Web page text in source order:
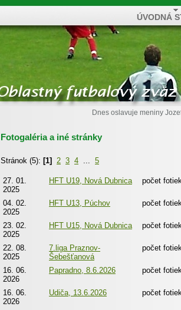
ÚVODNÁ
Dnes oslavuje meniny
Fotogaléria a iné stránky
Stránok (5): [1] 2 3 4 ... 5
27. 01.
2025
HFT U19, Nová Dubnica počet
04. 02.
2025
HFT U13, Púchov počet
23. 02.
2025
HFT U15, Nová Dubnica počet
22. 08.
2025
7.liga Praznov-
Šebešťanová
počet
16. 06.
2026
Papradno, 8.6.2026 počet
16. 06.
2026
Udiča, 13.6.2026 počet